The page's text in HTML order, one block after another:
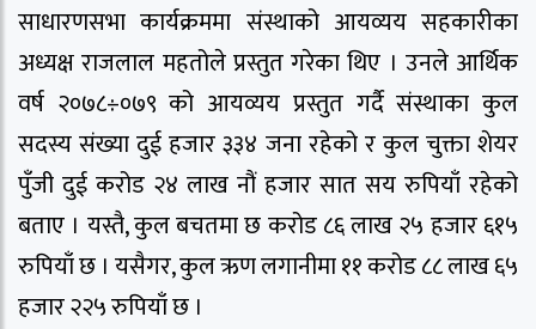
साधारणसभा कार्यक्रममा संस्थाको आयव्यय सहकारीका
अध्यक्ष राजलाल महतोले प्रस्तुत गरेका थिए । उनले आर्थिक
वर्ष २०७८÷०७९ को आयव्यय प्रस्तुत गर्दै संस्थाका कुल
सदस्य संख्या दुई हजार ३३४ जना रहेको र कुल चुक्ता शेयर
पुँजी दुई करोड २४ लाख नौं हजार सात सय रुपियाँ रहेको
बताए । यस्तै, कुल बचतमा छ करोड ८६ लाख २५ हजार ६१५
रुपियाँ छ । यसैगर, कुल ऋण लगानीमा ११ करोड ८८ लाख ६५
हजार २२५ रुपियाँ छ ।